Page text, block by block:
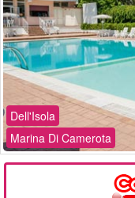
Dell'Isola
Marina Di Camerota